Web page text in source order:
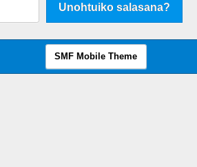
Unohtuiko salasana?
SMF Mobile Theme